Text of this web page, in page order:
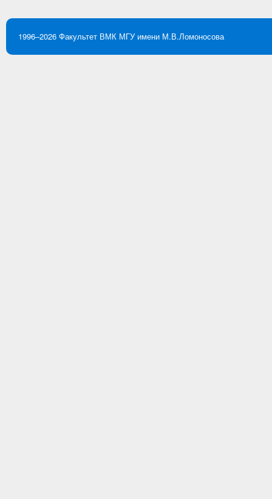
1996–2026 Факультет ВМК МГУ имени М.В.Ломоносова